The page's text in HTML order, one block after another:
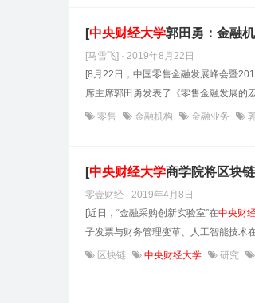
[中央财经大学郭田勇：金融
[马雪飞] · 2019年8月22日
[8月22日，中国零售金融发展峰会暨
席主席郭田勇发表了《零售金融发展的
零售 金融机构 金融业务
[中央财经大学商学院将区块
零壹财经 · 2019年4月8日
[近日，“金融采购创新实验室”在中央财
子发票与财务管理变革、人工智能技术
区块链 中央财经大学 研究